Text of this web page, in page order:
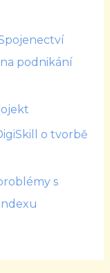
podnikání
o tvorbě
s